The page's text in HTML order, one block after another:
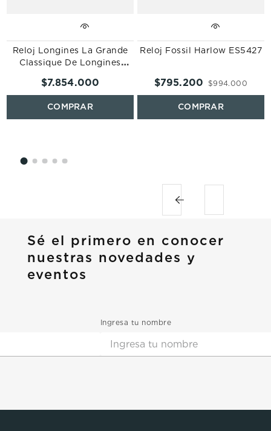
Reloj Longines La Grande
Classique De Longines
$7.854.000
Reloj Fossil Harlow ES5427
$994.000
$795.200
Sé el primero en conocer
nuestras novedades y
eventos
Ingresa tu nombre